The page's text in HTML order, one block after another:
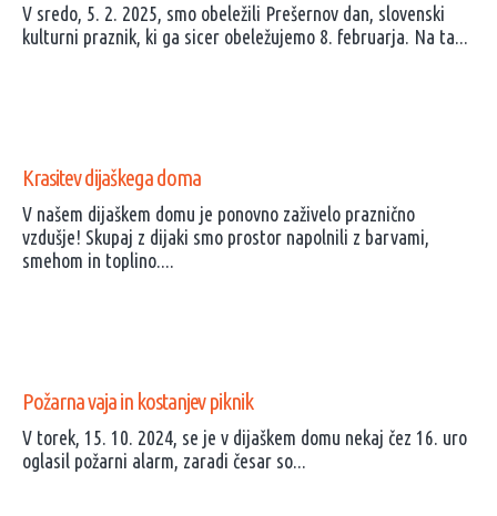
V sredo, 5. 2. 2025, smo obeležili Prešernov dan, slovenski
kulturni praznik, ki ga sicer obeležujemo 8. februarja. Na ta...
Krasitev dijaškega doma
V našem dijaškem domu je ponovno zaživelo praznično
vzdušje! Skupaj z dijaki smo prostor napolnili z barvami,
smehom in toplino....
Požarna vaja in kostanjev piknik
V torek, 15. 10. 2024, se je v dijaškem domu nekaj čez 16. uro
oglasil požarni alarm, zaradi česar so...